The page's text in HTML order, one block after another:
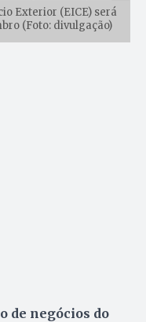
Exterior (EICE) será
(Foto: divulgação)
de negócios do